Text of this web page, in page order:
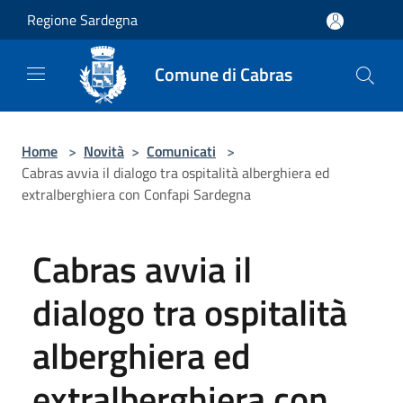
Salta al contenuto principale
Regione Sardegna
Comune di Cabras
Home > Novità > Comunicati >
Cabras avvia il dialogo tra ospitalità alberghiera ed
extralberghiera con Confapi Sardegna
Cabras avvia il
dialogo tra ospitalità
alberghiera ed